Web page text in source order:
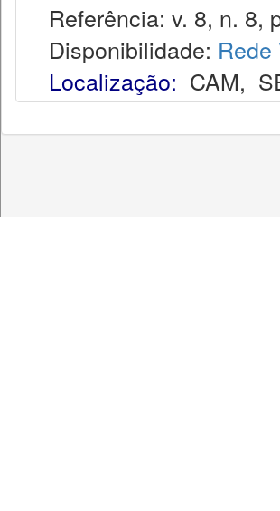
Referência: v. 8, n. 8,
Disponibilidade:
Localização: CAM,